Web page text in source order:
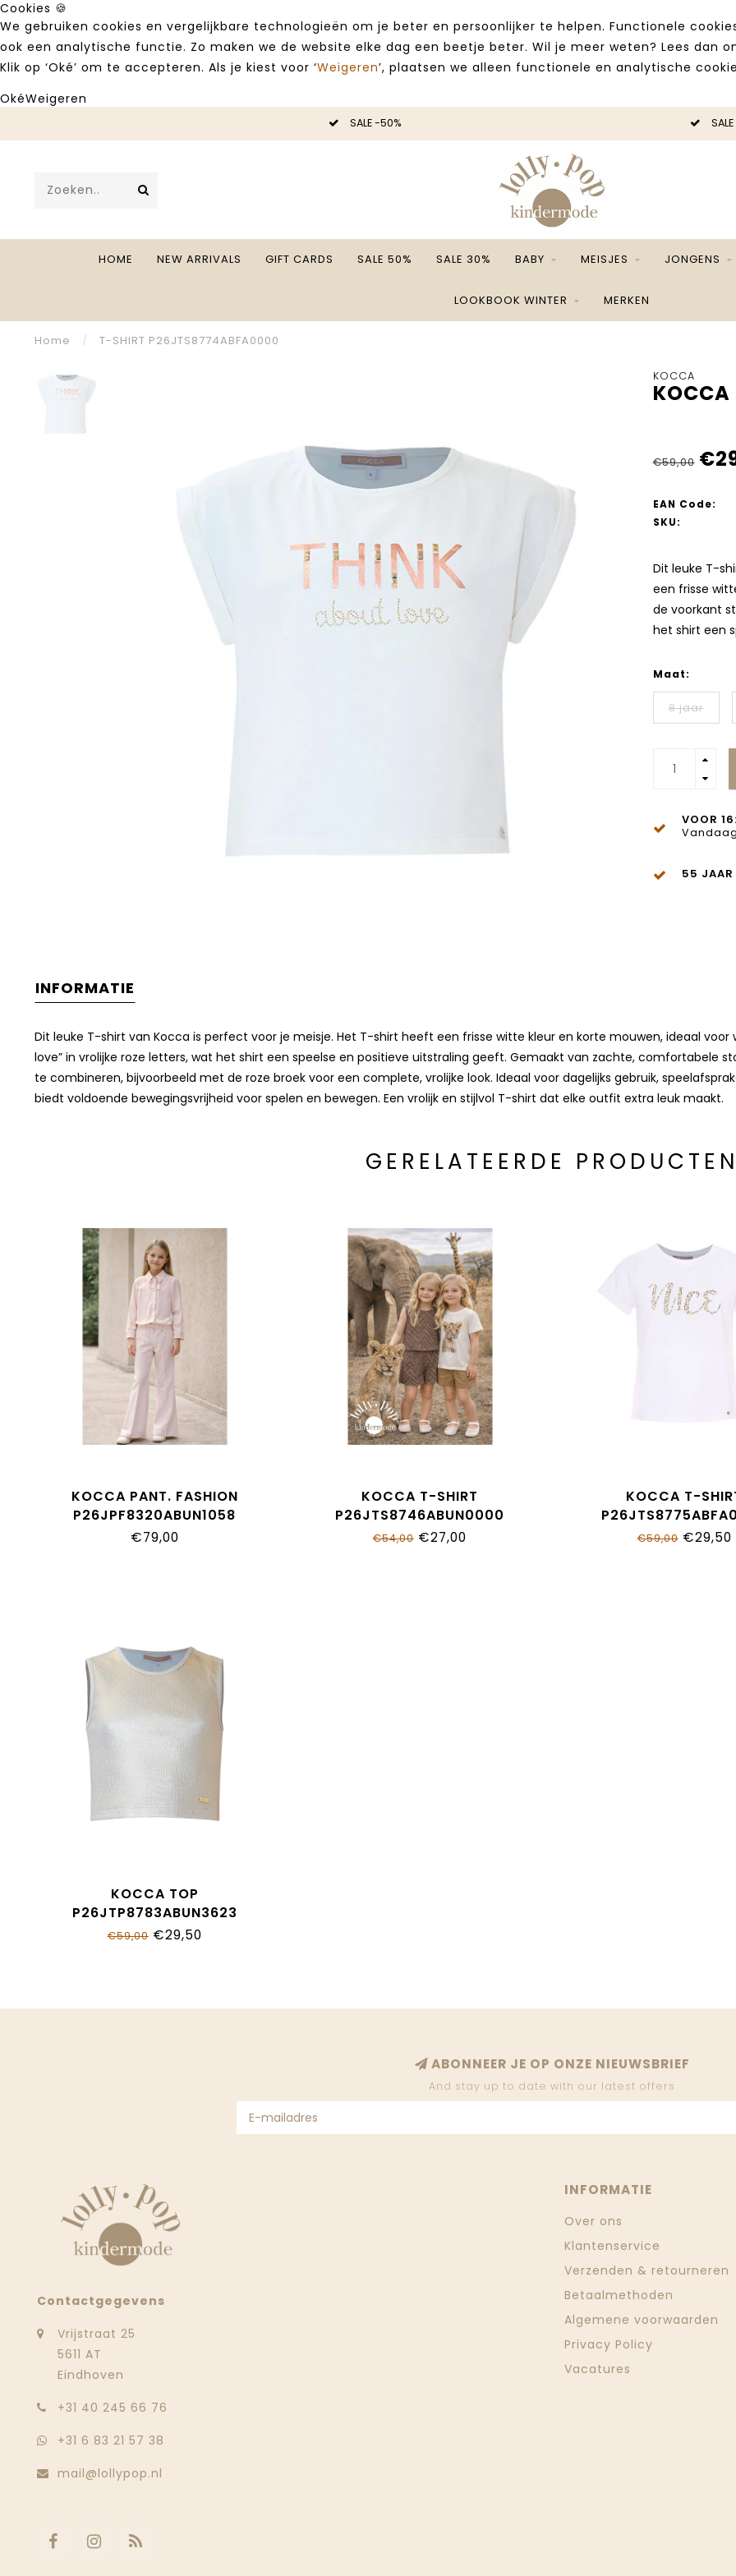
Cookies 🍪
We gebruiken cookies en vergelijkbare technologieën om je beter en persoonlijker te helpen. Functionele
ook een analytische functie. Zo maken we de website elke dag een beetje beter. Wil je meer weten? Lees dan
Klik op ‘Oké’ om te accepteren. Als je kiest voor ‘Weigeren’, plaatsen we alleen functionele en analytische
OkéWeigeren
SALE -50%
HOME NEW ARRIVALS GIFT CARDS SALE 50% SALE 30% BABY MEISJES JONGENS
LOOKBOOK WINTER MERKEN
Home / T-SHIRT P26JTS8774ABFA0000
KOCCA
€59,00
EAN Code:
SKU:
Dit leuke T-
een frisse
de voorkant
het shirt een
Maat:
8 jaar
VOOR
55 JAAR
INFORMATIE
Dit leuke T-shirt van Kocca is perfect voor je meisje. Het T-shirt heeft een frisse witte kleur en korte mouwen, ideaal
love” in vrolijke roze letters, wat het shirt een speelse en positieve uitstraling geeft. Gemaakt van zachte, comfortabele
te combineren, bijvoorbeeld met de roze broek voor een complete, vrolijke look. Ideaal voor dagelijks gebruik,
biedt voldoende bewegingsvrijheid voor spelen en bewegen. Een vrolijk en stijlvol T-shirt dat elke outfit extra leuk maakt.
GERELATEERDE
KOCCA PANT. FASHION
P26JPF8320ABUN1058
€79,00
KOCCA T-SHIRT
P26JTS8746ABUN0000
€54,00€27,00
KOCCA T-
€59,00€29,50
KOCCA TOP
P26JTP8783ABUN3623
€59,00€29,50
ABONNEER JE OP ONZE NIEUWSBRIEF
And stay up to date with our latest offers
Contactgegevens
Vrijstraat 25
5611 AT
Eindhoven
‭+31 40 245 66 76
+31 6 83 21 57 38
mail@lollypop.nl
INFORMATIE
Over ons
Klantenservice
Verzenden & retourneren
Betaalmethoden
Algemene voorwaarden
Privacy Policy
Vacatures